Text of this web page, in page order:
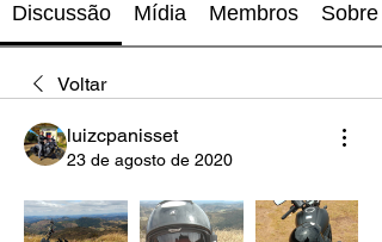
Discussão Mídia Membros Sobre
Voltar
luizcpanisset
23 de agosto de 2020